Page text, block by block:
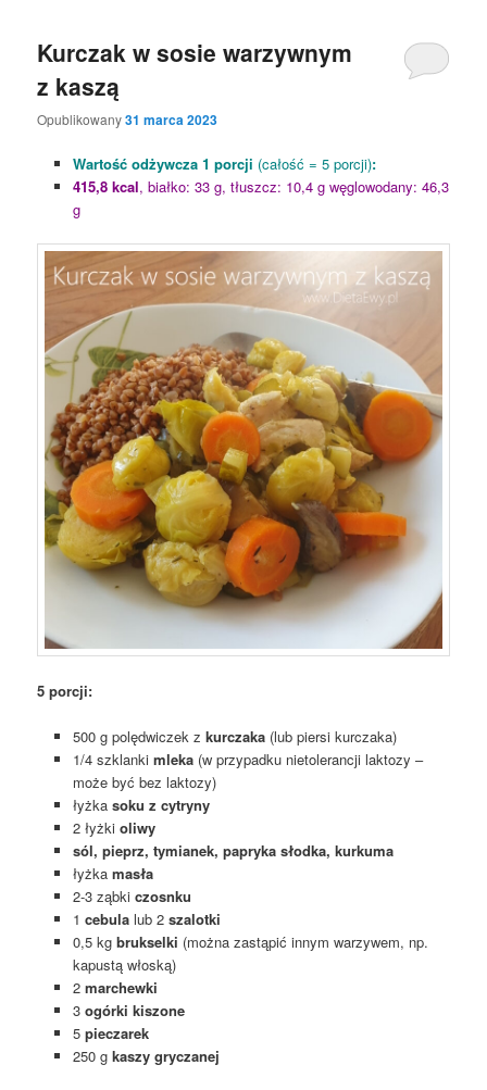
Kurczak w sosie warzywnym
z kaszą
Opublikowany31 marca 2023
Wartość odżywcza 1 porcji (całość = 5 porcji):
415,8 kcal, białko: 33 g, tłuszcz: 10,4 g węglowodany: 46,3
g
5 porcji:
500 g polędwiczek z kurczaka(lub piersi kurczaka)
1/4 szklanki mleka(w przypadku nietolerancji laktozy –
może być bez laktozy)
łyżka soku z cytryny
2 łyżki oliwy
sól, pieprz, tymianek, papryka słodka, kurkuma
łyżka masła
2-3 ząbki czosnku
1 cebulalub 2 szalotki
0,5 kg brukselki (można zastąpić innym warzywem, np.
kapustą włoską)
2 marchewki
3 ogórki kiszone
5 pieczarek
250 g kaszy gryczanej